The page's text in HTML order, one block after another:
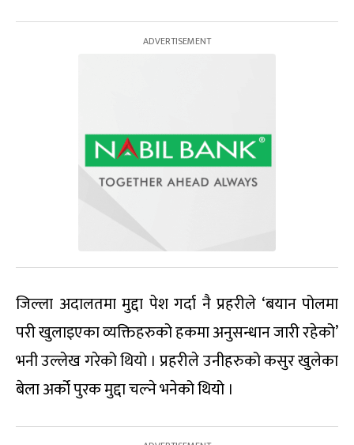
जिल्ला अदालतमा मुद्दा पेश गर्दा नै प्रहरीले ‘बयान पोलमा
परी खुलाइएका व्यक्तिहरुको हकमा अनुसन्धान जारी रहेको’
भनी उल्लेख गरेको थियो । प्रहरीले उनीहरुको कसुर खुलेका
बेला अर्को पुरक मुद्दा चल्ने भनेको थियो ।